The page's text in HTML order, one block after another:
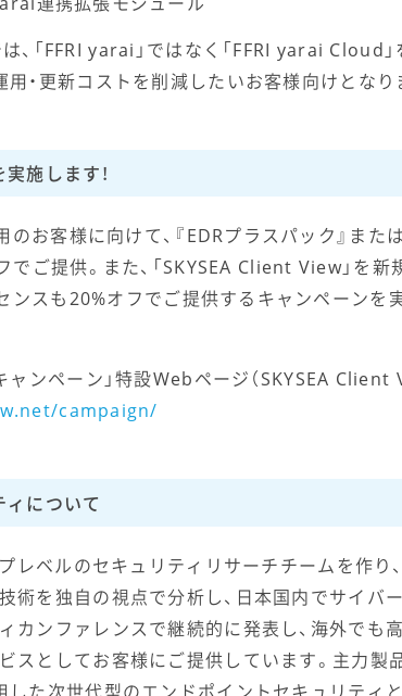
、「FFRI yarai」ではなく「FFRI yarai Cloud
・更新コストを削減したいお客様向けとなり
施します！
のお客様に向けて、『EDRプラスパック』ま
ご提供。また、「SKYSEA Client View」を
ンスも20%オフでご提供するキャンペーン
ャンペーン」特設Webページ（SKYSEA Client
campaign/
について
レベルのセキュリティリサーチチームを作り
術を独自の視点で分析し、日本国内でサイバ
カンファレンスで継続的に発表し、海外でも
スとしてお客様にご提供しています。主力製